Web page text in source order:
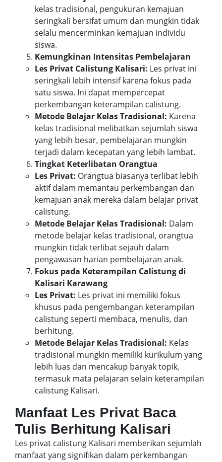
kelas tradisional, pengukuran kemajuan
seringkali bersifat umum dan mungkin tidak
selalu mencerminkan kemajuan individu
siswa.
Kemungkinan Intensitas Pembelajaran
Les Privat Calistung Kalisari: Les privat ini
seringkali lebih intensif karena fokus pada
satu siswa. Ini dapat mempercepat
perkembangan keterampilan calistung.
Metode Belajar Kelas Tradisional: Karena
kelas tradisional melibatkan sejumlah siswa
yang lebih besar, pembelajaran mungkin
terjadi dalam kecepatan yang lebih lambat.
Tingkat Keterlibatan Orangtua
Les Privat: Orangtua biasanya terlibat lebih
aktif dalam memantau perkembangan dan
kemajuan anak mereka dalam belajar privat
calistung.
Metode Belajar Kelas Tradisional: Dalam
metode belajar kelas tradisional, orangtua
mungkin tidak terlibat sejauh dalam
pengawasan harian pembelajaran anak.
Fokus pada Keterampilan Calistung di
Kalisari Karawang
Les Privat: Les privat ini memiliki fokus
khusus pada pengembangan keterampilan
calistung seperti membaca, menulis, dan
berhitung.
Metode Belajar Kelas Tradisional: Kelas
tradisional mungkin memiliki kurikulum yang
lebih luas dan mencakup banyak topik,
termasuk mata pelajaran selain keterampilan
calistung Kalisari.
Manfaat Les Privat Baca
Tulis Berhitung Kalisari
Les privat calistung Kalisari memberikan sejumlah
manfaat yang signifikan dalam perkembangan